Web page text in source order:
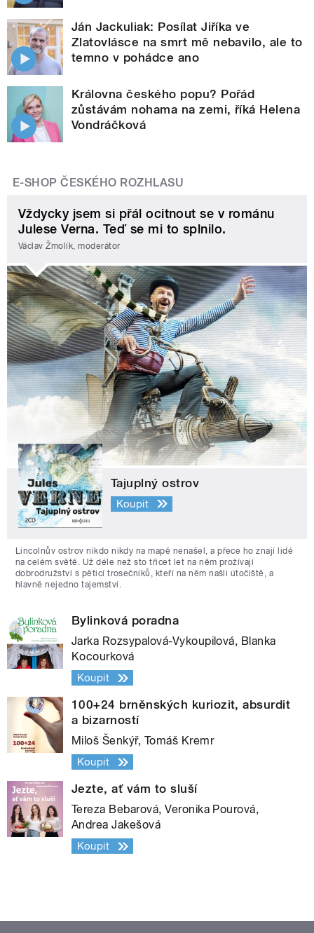
Ján Jackuliak: Posílat Jiříka ve
Zlatovlásce na smrt mě nebavilo, ale to
temno v pohádce ano
Královna českého popu? Pořád
zůstávám nohama na zemi, říká Helena
Vondráčková
E-SHOP ČESKÉHO ROZHLASU
Vždycky jsem si přál ocitnout se v románu
Julese Verna. Teď se mi to splnilo.
Václav Žmolík, moderátor
Tajuplný ostrov
Koupit
Lincolnův ostrov nikdo nikdy na mapě nenašel, a přece ho znají lidé
na celém světě. Už déle než sto třicet let na něm prožívají
dobrodružství s pěticí trosečníků, kteří na něm našli útočiště, a
hlavně nejedno tajemství.
Bylinková poradna
Jarka Rozsypalová-Vykoupilová, Blanka
Kocourková
Koupit
100+24 brněnských kuriozit, absurdit
a bizarností
Miloš Šenkýř, Tomáš Kremr
Koupit
Jezte, ať vám to sluší
Tereza Bebarová, Veronika Pourová,
Andrea Jakešová
Koupit